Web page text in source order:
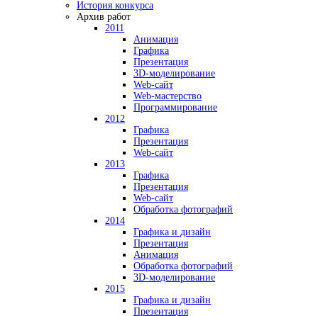
История конкурса
Архив работ
2011
Анимация
Графика
Презентация
3D-моделирование
Web-сайт
Web-мастерство
Программирование
2012
Графика
Презентация
Web-сайт
2013
Графика
Презентация
Web-сайт
Обработка фотографий
2014
Графика и дизайн
Презентация
Анимация
Обработка фотографий
3D-моделирование
2015
Графика и дизайн
Презентация